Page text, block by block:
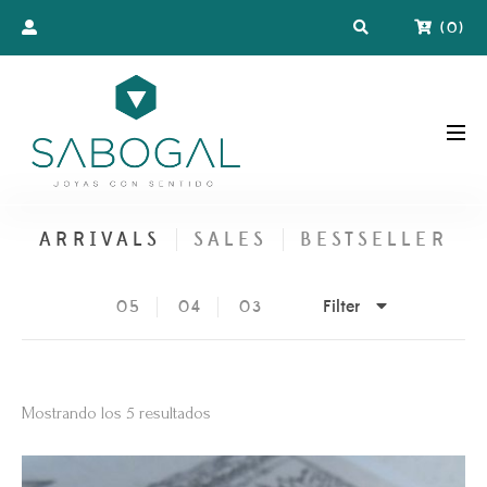
(0)
ARRIVALS SALES BESTSELLER
05 04 03 Filter
Mostrando los 5 resultados
los